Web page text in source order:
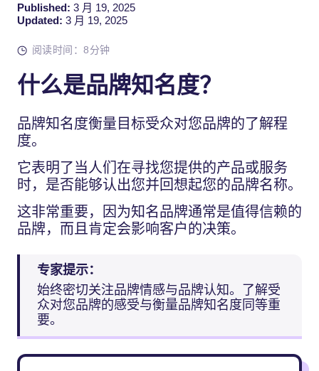
Published: 3 月 19, 2025
Updated: 3 月 19, 2025
阅读时间：8分钟
什么是品牌知名度？
品牌知名度衡量目标受众对您品牌的了解程
度。
它表明了当人们在寻找您提供的产品或服务
时，是否能够认出您并回想起您的品牌名称。
这非常重要，因为知名品牌通常是值得信赖的
品牌，而且肯定会影响客户的决策。
专家提示：
始终密切关注品牌情感与品牌认知。了解受
众对您品牌的感受与衡量品牌知名度同等重
要。